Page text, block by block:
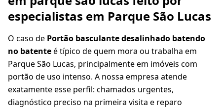
especialistas em Parque São Lucas
O caso de Portão basculante desalinhado batendo
no batenteé típico de quem mora ou trabalha em
Parque São Lucas, principalmente em imóveis com
portão de uso intenso. A nossa empresa atende
exatamente esse perfil: chamados urgentes,
diagnóstico preciso na primeira visita e reparo